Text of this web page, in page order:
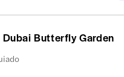
Butterfly Garden